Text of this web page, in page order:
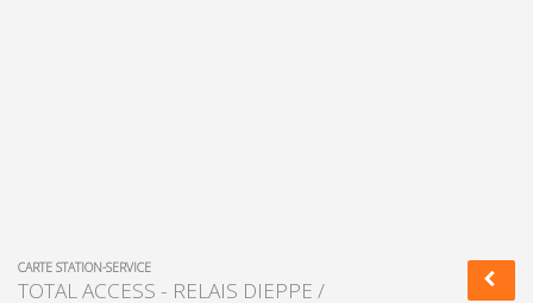
CARTE STATION-SERVICE
TOTAL ACCESS - RELAIS DIEPPE /